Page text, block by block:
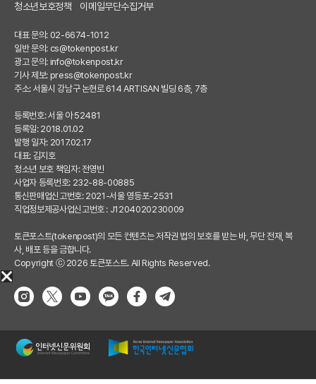
청소년보호정책
이메일무단수집거부
대표 문의: 02-6674-1012
일반 문의: cs@tokenpost.kr
광고 문의: info@tokenpost.kr
기사 제보: press@tokenpost.kr
주소: 서울시 강남구 논현로 614 ARTISAN 빌딩 6층, 7층
등록번호: 서울 아 52481
등록일: 2018.01.02
발행 일자: 2017.02.17
대표: 김지호
청소년 보호 책임자: 전영빈
사업자 등록번호: 232-88-00885
통신판매업신고번호: 2021-서울 영등포-2531
직업정보제공사업신고번호 : J1204020230009
토큰포스트(tokenpost)의 모든 컨텐츠는 저작권 법의 보호를 받는 바, 무단 전재, 복
사, 배포 등을 금합니다.
Copyright ⓒ 2026 토큰포스트. All Rights Reserved.